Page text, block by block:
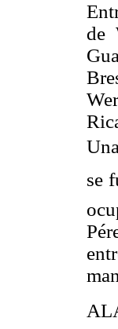
de
se